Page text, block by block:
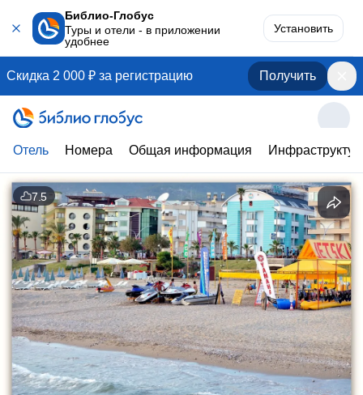
Библио-Глобус
Туры и отели - в приложении
удобнее
Установить
Скидка 2 000 ₽ за регистрацию Получить
Отель Номера Общая информация
7.5